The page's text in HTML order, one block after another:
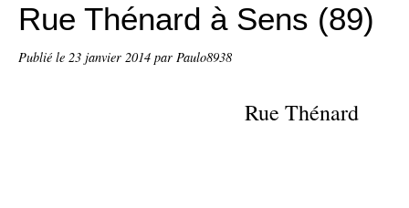
Rue Thénard à Sens (89)
Publié le 23 janvier 2014 par Paulo8938
Rue Thénard